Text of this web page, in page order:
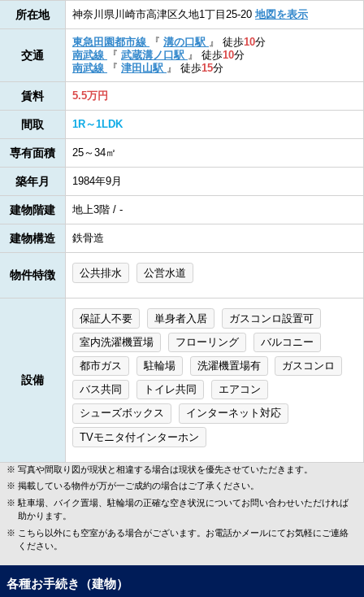
所在地 神奈川県川崎市高津区久地1丁目25-20 地図を表示
交通
東急田園都市線 『 溝の口駅 』 徒歩10分
南武線
『 武蔵溝ノ口駅 』 徒歩10分
南武線
『 津田山駅 』 徒歩15分
賃料 5.5万円
間取 1R～1LDK
専有面積 25～34㎡
築年月 1984年9月
建物階建 地上3階 / -
建物構造 鉄骨造
物件特徴 公共排水 公営水道
設備
保証人不要 単身者入居
ガスコンロ設置可
室内洗濯機置場
フローリング
バルコニー
都市ガス
駐輪場 洗濯機置場有
ガスコンロ
バス共同
トイレ共同
エアコン
シューズボックス
インターネット対応
TVモニタ付インターホン
写真や間取り図が現状と相違する場合は現状を優先させていただきます。
掲載している物件が万が一ご成約の場合はご了承ください。
駐車場、バイク置場、駐輪場の正確な空き状況についてお問い合わせいただければ
助かります。
こちら以外にも空室がある場合がございます。お電話かメールにてお気軽にご連絡
ください。
各種お手続き（建物）